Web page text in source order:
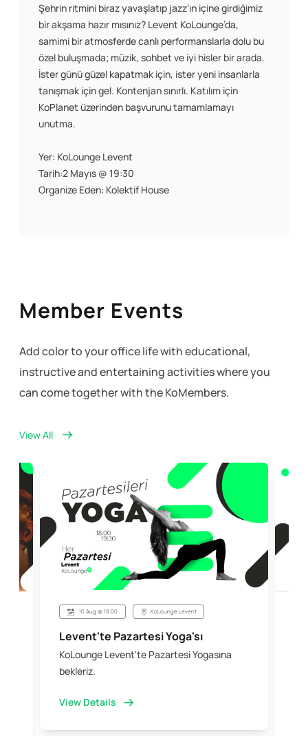
Şehrin ritmini biraz yavaşlatıp jazz’ın içine girdiğimiz
bir akşama hazır mısınız? Levent KoLounge’da,
samimi bir atmosferde canlı performanslarla dolu bu
özel buluşmada; müzik, sohbet ve iyi hisler bir arada.
İster günü güzel kapatmak için, ister yeni insanlarla
tanışmak için gel. Kontenjan sınırlı. Katılım için
KoPlanet üzerinden başvurunu tamamlamayı
unutma.
Yer: KoLounge Levent
Tarih:2 Mayıs @ 19:30
Organize Eden: Kolektif House
Member Events
Add color to your office life with educational,
instructive and entertaining activities where you
can come together with the KoMembers.
View All
10 Aug @ 18:00 KoLounge Levent
Levent'te Pazartesi Yoga'sı
KoLounge Levent'te Pazartesi Yogasına
bekleriz.
View Details